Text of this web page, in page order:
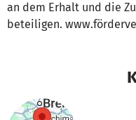
an dem Erhalt und die
beteiligen.